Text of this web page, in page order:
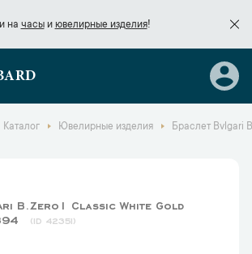
на часыи ювелирные изделия!
начасы
Каталог Ювелирные изделия Браслет Bvlgari
B.Zero1 Classic White Gold
42351